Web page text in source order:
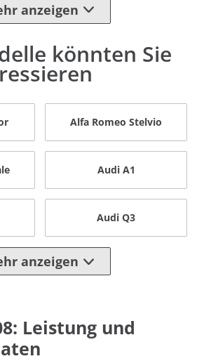
anzeigen
könnten Sie
Alfa Romeo Stelvio
Audi A1
Audi Q3
anzeigen
Leistung und